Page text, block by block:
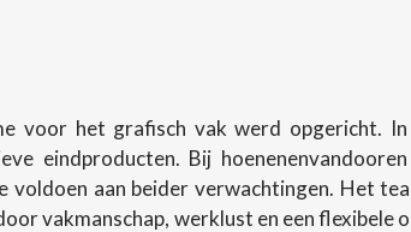
voor het grafisch vak werd opgericht.
eindproducten. Bij
aan beider verwachtingen. Het
vakmanschap, werklust en een flexibele